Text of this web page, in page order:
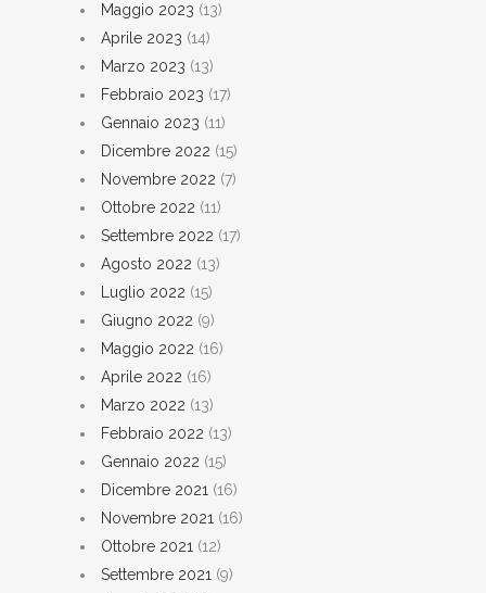
Maggio 2023 (13)
Aprile 2023 (14)
Marzo 2023 (13)
Febbraio 2023 (17)
Gennaio 2023 (11)
Dicembre 2022 (15)
Novembre 2022 (7)
Ottobre 2022 (11)
Settembre 2022 (17)
Agosto 2022 (13)
Luglio 2022 (15)
Giugno 2022 (9)
Maggio 2022 (16)
Aprile 2022 (16)
Marzo 2022 (13)
Febbraio 2022 (13)
Gennaio 2022 (15)
Dicembre 2021 (16)
Novembre 2021 (16)
Ottobre 2021 (12)
Settembre 2021 (9)